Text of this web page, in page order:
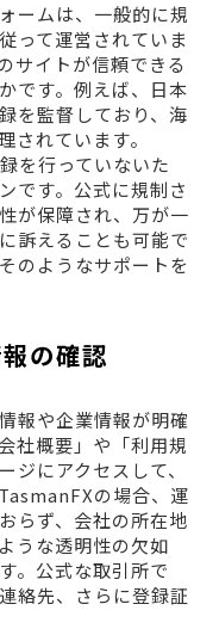
ームは、一般的に規
って運営されていま
サイトが信頼できる
です。例えば、日本
を監督しており、海
されています。
を行っていないた
です。公式に規制さ
が保障され、万が一
訴えることも可能で
のようなサポートを
の確認
報や企業情報が明確
社概要」や「利用規
にアクセスして、
の場合、運
らず、会社の所在地
うな透明性の欠如
。公式な取引所で
絡先、さらに登録証